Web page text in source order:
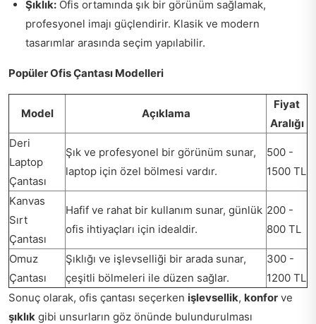
Şıklık: Ofis ortamında şık bir görünüm sağlamak,
profesyonel imajı güçlendirir. Klasik ve modern
tasarımlar arasında seçim yapılabilir.
Popüler Ofis Çantası Modelleri
Model Açıklama
Fiyat
Aralığı
Deri
Laptop
Çantası
Şık ve profesyonel bir görünüm sunar,
laptop için özel bölmesi vardır.
500 -
1500 TL
Kanvas
Sırt
Çantası
Hafif ve rahat bir kullanım sunar, günlük
ofis ihtiyaçları için idealdir.
200 -
800 TL
Omuz
Çantası
Şıklığı ve işlevselliği bir arada sunar,
çeşitli bölmeleri ile düzen sağlar.
300 -
1200 TL
Sonuç olarak, ofis çantası seçerken işlevsellik, konfor ve
şıklık gibi unsurların göz önünde bulundurulması